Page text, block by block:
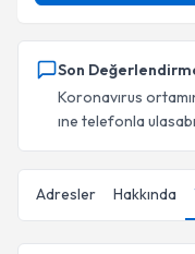
Son
Koronavırus
ıne telefonla
Adresler Hakkında